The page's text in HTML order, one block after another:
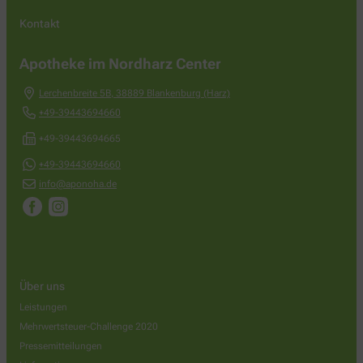
Kontakt
Apotheke im Nordharz Center
Lerchenbreite 5B 38889 Blankenburg (Harz)
+49-39443694660
+49-39443694665
+49-39443694660
info@aponoha.de
Über uns
Leistungen
Mehrwertsteuer-Challenge 2020
Pressemitteilungen